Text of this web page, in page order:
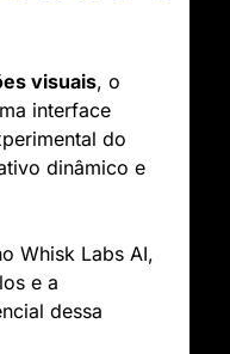
visuais
interface
do
dinâmico e
Whisk Labs AI,
e a
dessa